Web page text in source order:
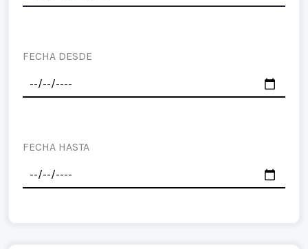
FECHA DESDE
FECHA HASTA